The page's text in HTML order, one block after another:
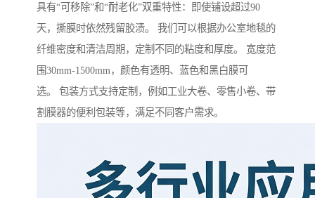
具有“可移除”和“耐老化”双重特性：即使铺设超过90
天，撕膜时依然残留胶渍。 我们可以根据办公室地毯的
纤维密度和清洁周期，定制不同的粘度和厚度。 宽度范
围30mm-1500mm，颜色有透明、蓝色和黑白膜可
选。 包装方式支持定制，例如工业大卷、零售小卷、带
割膜器的便利包装等，满足不同客户需求。